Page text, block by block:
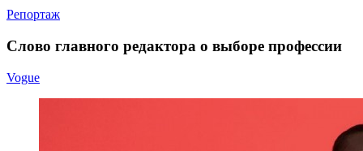
Репортаж
Слово главного редактора о выборе профессии
Vogue